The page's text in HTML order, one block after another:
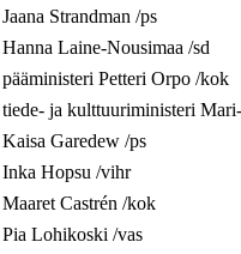
Jaana Strandman /ps
Hanna Laine-Nousimaa /sd
pääministeri Petteri Orpo /kok
tiede- ja kulttuuriministeri
Kaisa Garedew /ps
Inka Hopsu /vihr
Maaret Castrén /kok
Pia Lohikoski /vas